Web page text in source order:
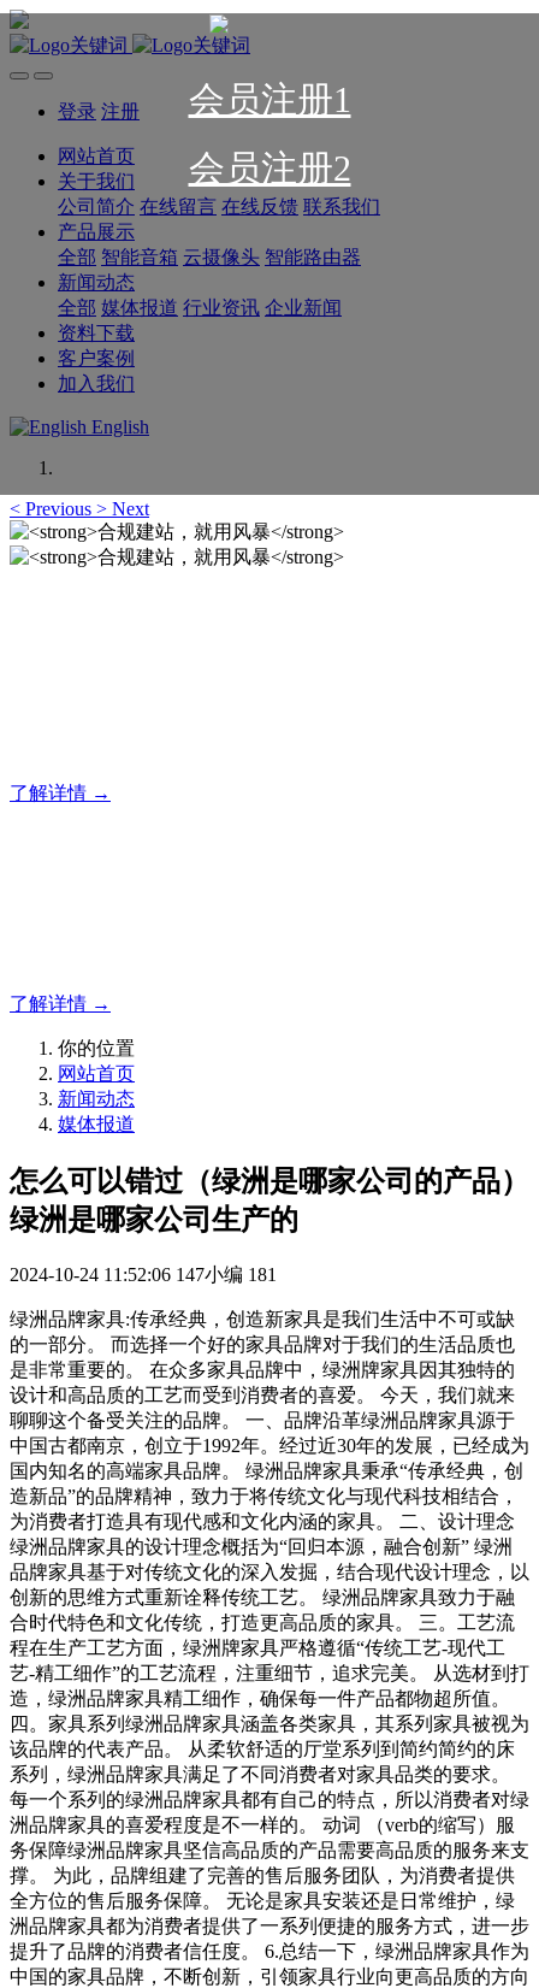
会员注册1
会员注册2
登录 注册
网站首页
关于我们
公司简介 在线留言 在线反馈 联系我们
产品展示
全部 智能音箱 云摄像头 智能路由器
新闻动态
全部 媒体报道 行业资讯 企业新闻
资料下载
客户案例
加入我们
English
< Previous > Next
了解详情 →
了解详情 →
你的位置
网站首页
新闻动态
媒体报道
怎么可以错过（绿洲是哪家公司的产品）
绿洲是哪家公司生产的
2024-10-24 11:52:06 147小编 181
绿洲品牌家具:传承经典，创造新家具是我们生活中不可或缺
的一部分。 而选择一个好的家具品牌对于我们的生活品质也
是非常重要的。 在众多家具品牌中，绿洲牌家具因其独特的
设计和高品质的工艺而受到消费者的喜爱。 今天，我们就来
聊聊这个备受关注的品牌。 一、品牌沿革绿洲品牌家具源于
中国古都南京，创立于1992年。经过近30年的发展，已经成为
国内知名的高端家具品牌。 绿洲品牌家具秉承“传承经典，创
造新品”的品牌精神，致力于将传统文化与现代科技相结合，
为消费者打造具有现代感和文化内涵的家具。 二、设计理念
绿洲品牌家具的设计理念概括为“回归本源，融合创新” 绿洲
品牌家具基于对传统文化的深入发掘，结合现代设计理念，以
创新的思维方式重新诠释传统工艺。 绿洲品牌家具致力于融
合时代特色和文化传统，打造更高品质的家具。 三。工艺流
程在生产工艺方面，绿洲牌家具严格遵循“传统工艺-现代工
艺-精工细作”的工艺流程，注重细节，追求完美。 从选材到打
造，绿洲品牌家具精工细作，确保每一件产品都物超所值。
四。家具系列绿洲品牌家具涵盖各类家具，其系列家具被视为
该品牌的代表产品。 从柔软舒适的厅堂系列到简约简约的床
系列，绿洲品牌家具满足了不同消费者对家具品类的要求。
每一个系列的绿洲品牌家具都有自己的特点，所以消费者对绿
洲品牌家具的喜爱程度是不一样的。 动词 （verb的缩写）服
务保障绿洲品牌家具坚信高品质的产品需要高品质的服务来支
撑。 为此，品牌组建了完善的售后服务团队，为消费者提供
全方位的售后服务保障。 无论是家具安装还是日常维护，绿
洲品牌家具都为消费者提供了一系列便捷的服务方式，进一步
提升了品牌的消费者信任度。 6.总结一下，绿洲品牌家具作为
中国的家具品牌，不断创新，引领家具行业向更高品质的方向